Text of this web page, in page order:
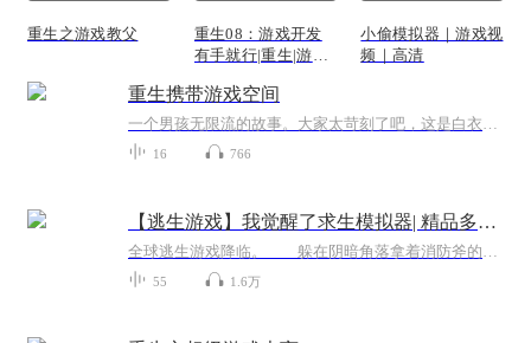
重生之游戏教父
重生08：游戏开发
有手就行|重生|游戏|
小偷模拟器｜游戏视
频｜高清
重生携带游戏空间
一个男孩无限流的故事。大家太苛刻了吧，这是白衣第一本书。能够结本已经很不容易了。另外，白衣也没有办法，这是一本无限流，根本不好结尾，除非让孟由死掉，可是这样太伤大家的心了。留给悬念吧！！！！！以后白衣会好好感悟生活，写出更好的书。
16 766
【逃生游戏】我觉醒了求生模拟器| 精品多播| 穿越| 恐怖游戏| 模拟| 开挂
全球逃生游戏降临。 躲在阴暗角落拿着消防斧的小丑，隔壁房间电锯杀人魔惊悚的尖笑，池塘内...出没无踪的面具杀手杰森，蜂拥而来的丧尸狂潮... 而玩家所要做的，就是在这一个个危险的副本当中拼尽一切逃离。 而李言，在穿越而来之后，觉醒了求生...
55 1.6万